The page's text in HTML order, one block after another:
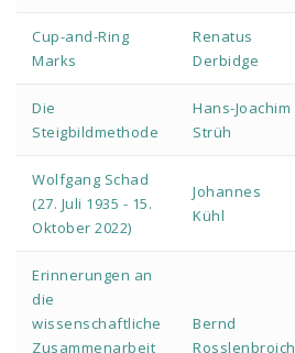
Cup-and-Ring
Marks
Renatus
Derbidge
Die
Steigbildmethode
Hans-Joachim
Strüh
Wolfgang Schad
(27. Juli 1935 - 15.
Oktober 2022)
Johannes
Kühl
Erinnerungen an
die
wissenschaftliche
Zusammenarbeit
Bernd
Rosslenbroich